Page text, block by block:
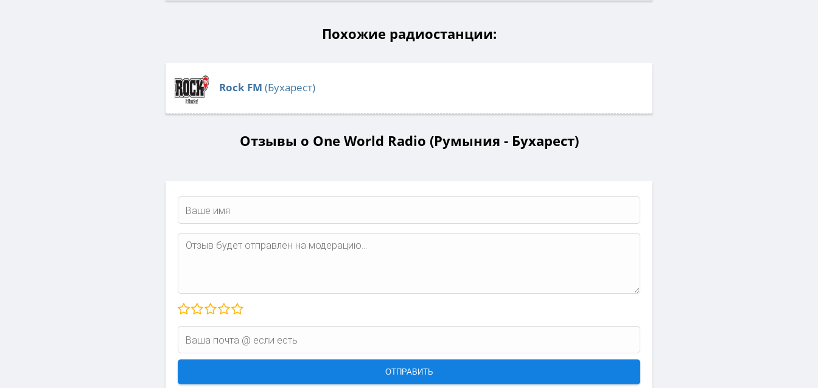
Похожие радиостанции:
Rock FM (Бухарест)
Отзывы о One World Radio (Румыния - Бухарест)